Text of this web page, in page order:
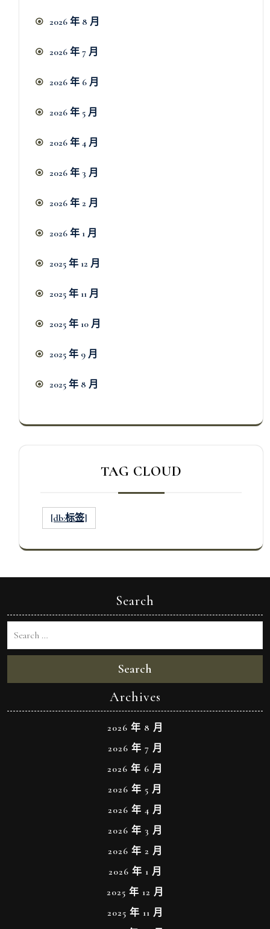
2026 年 8 月
2026 年 7 月
2026 年 6 月
2026 年 5 月
2026 年 4 月
2026 年 3 月
2026 年 2 月
2026 年 1 月
2025 年 12 月
2025 年 11 月
2025 年 10 月
2025 年 9 月
2025 年 8 月
TAG CLOUD
[db:标签]
Search
Search
Archives
2026 年 8 月
2026 年 7 月
2026 年 6 月
2026 年 5 月
2026 年 4 月
2026 年 3 月
2026 年 2 月
2026 年 1 月
2025 年 12 月
2025 年 11 月